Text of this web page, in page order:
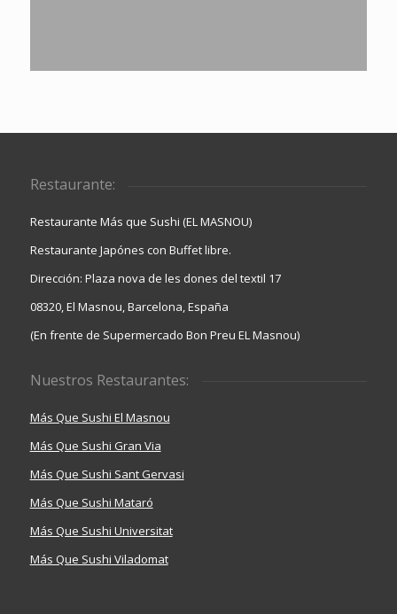
Restaurante:
Restaurante Más que Sushi (EL MASNOU)
Restaurante Japónes con Buffet libre.
Dirección: Plaza nova de les dones del textil 17
08320, El Masnou, Barcelona, España
(En frente de Supermercado Bon Preu EL Masnou)
Nuestros Restaurantes:
Más Que Sushi El Masnou
Más Que Sushi Gran Via
Más Que Sushi Sant Gervasi
Más Que Sushi Mataró
Más Que Sushi Universitat
Más Que Sushi Viladomat